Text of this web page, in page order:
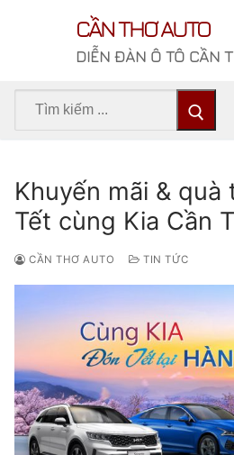
CẦN THƠ AUTO
DIỄN ĐÀN Ô TÔ CẦN
Tìm
Khuyến mãi & quà
Tết cùng Kia Cần
CẦN THƠ AUTO TIN TỨC